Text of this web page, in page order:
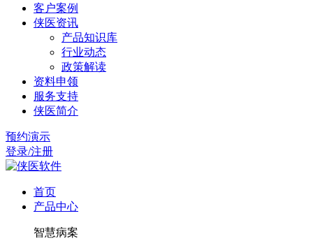
客户案例
侠医资讯
产品知识库
行业动态
政策解读
资料申领
服务支持
侠医简介
预约演示
登录/注册
首页
产品中心
智慧病案